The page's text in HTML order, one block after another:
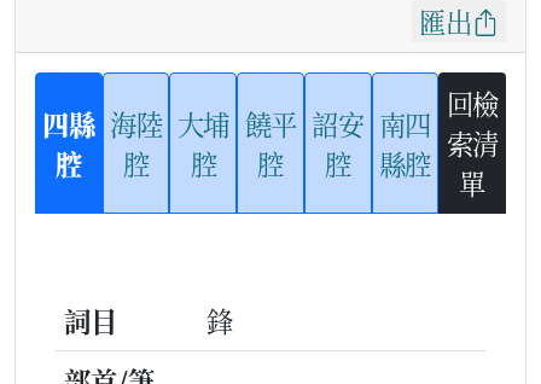
匯出
四縣
腔
海陸
腔
大埔
腔
饒平
腔
詔安
腔
南四
縣腔
回檢
索清
單
詞目
鋒